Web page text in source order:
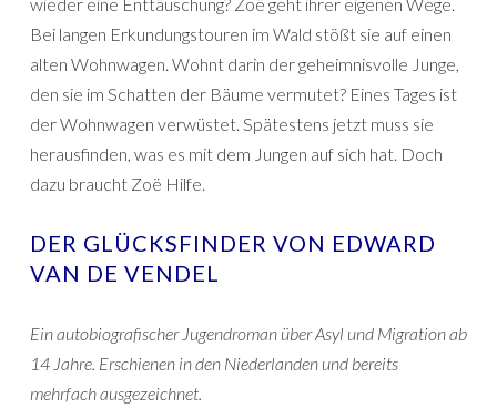
Bei langen Erkundungstouren im Wald stößt sie auf einen
alten Wohnwagen. Wohnt darin der geheimnisvolle Junge,
den sie im Schatten der Bäume vermutet? Eines Tages ist
der Wohnwagen verwüstet. Spätestens jetzt muss sie
herausfinden, was es mit dem Jungen auf sich hat. Doch
dazu braucht Zoë Hilfe.
DER GLÜCKSFINDER VON EDWARD
VAN DE VENDEL
Ein autobiografischer Jugendroman über Asyl und Migration ab
14 Jahre. Erschienen in den Niederlanden und bereits
mehrfach ausgezeichnet.